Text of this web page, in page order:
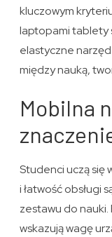
kluczowym
laptopami tablety
elastyczne
między nauką,
Mobilna
Studenci uczą się
i łatwość obsługi
zestawu do
wskazują wagę